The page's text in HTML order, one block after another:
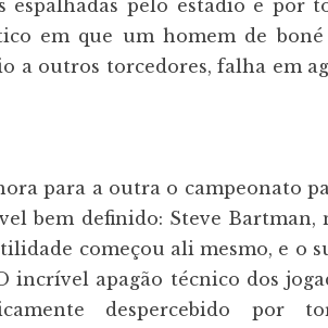
pelo estádio e por
em que um homem de boné
a outros torcedores, falha em
para a outra o campeonato
bem definido: Steve Bartman,
começou ali mesmo, e o
incrível apagão técnico dos
despercebido por